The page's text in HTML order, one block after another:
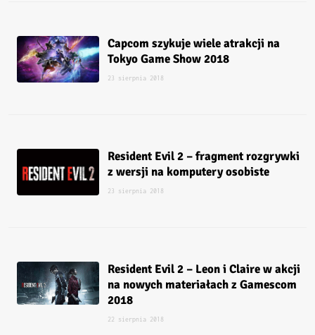
Capcom szykuje wiele atrakcji na
Tokyo Game Show 2018
23 sierpnia 2018
Resident Evil 2 – fragment rozgrywki
z wersji na komputery osobiste
23 sierpnia 2018
Resident Evil 2 – Leon i Claire w akcji
na nowych materiałach z Gamescom
2018
22 sierpnia 2018